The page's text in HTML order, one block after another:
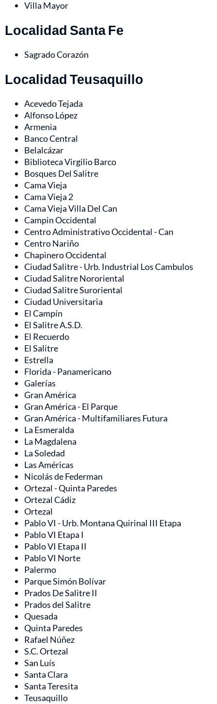
Villa Mayor
Localidad Santa Fe
Sagrado Corazón
Localidad Teusaquillo
Acevedo Tejada
Alfonso López
Armenia
Banco Central
Belalcázar
Biblioteca Virgilio Barco
Bosques Del Salitre
Cama Vieja
Cama Vieja 2
Cama Vieja Villa Del Can
Campin Occidental
Centro Administrativo Occidental - Can
Centro Nariño
Chapinero Occidental
Ciudad Salitre - Urb. Industrial Los Cambulos
Ciudad Salitre Nororiental
Ciudad Salitre Suroriental
Ciudad Universitaria
El Campín
El Salitre A.S.D.
El Recuerdo
El Salitre
Estrella
Florida - Panamericano
Galerías
Gran América
Gran América - El Parque
Gran América - Multifamiliares Futura
La Esmeralda
La Magdalena
La Soledad
Las Américas
Nicolás de Federman
Ortezal - Quinta Paredes
Ortezal Cádiz
Ortezal
Pablo VI - Urb. Montana Quirinal III Etapa
Pablo VI Etapa I
Pablo VI Etapa II
Pablo VI Norte
Palermo
Parque Simón Bolívar
Prados De Salitre II
Prados del Salitre
Quesada
Quinta Paredes
Rafael Núñez
S.C. Ortezal
San Luís
Santa Clara
Santa Teresita
Teusaquillo